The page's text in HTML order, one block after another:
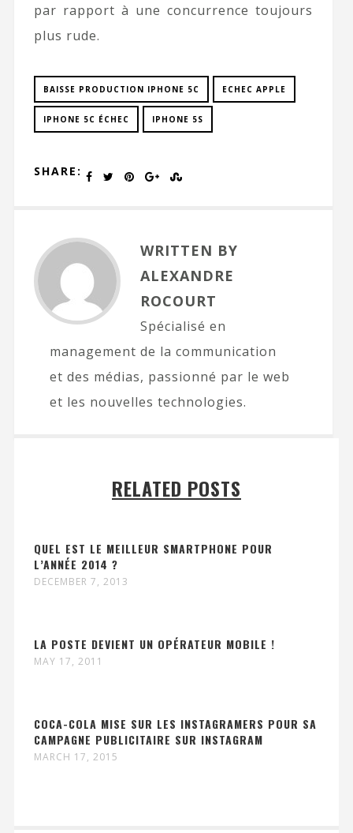
par rapport à une concurrence toujours
plus rude.
BAISSE PRODUCTION IPHONE 5C ECHEC APPLE
IPHONE 5C ÉCHEC IPHONE 5S
SHARE:
WRITTEN BY
ALEXANDRE
ROCOURT
Spécialisé en
management de la communication
et des médias, passionné par le web
et les nouvelles technologies.
RELATED POSTS
QUEL EST LE MEILLEUR SMARTPHONE POUR
L’ANNÉE 2014 ?
DECEMBER 7, 2013
LA POSTE DEVIENT UN OPÉRATEUR MOBILE !
MAY 17, 2011
COCA-COLA MISE SUR LES INSTAGRAMERS POUR SA
CAMPAGNE PUBLICITAIRE SUR INSTAGRAM
MARCH 17, 2015